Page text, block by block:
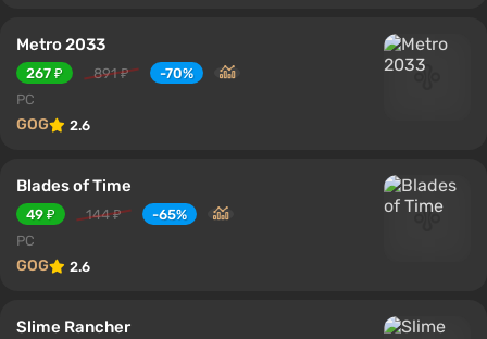
Metro 2033
267 ₽ 891 ₽
-70%
PC
GOG 2.6
Blades of Time
49 ₽ 144 ₽
-65%
PC
GOG 2.6
Slime Rancher